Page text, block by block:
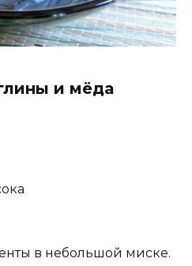
и мёда
в небольшой миске.